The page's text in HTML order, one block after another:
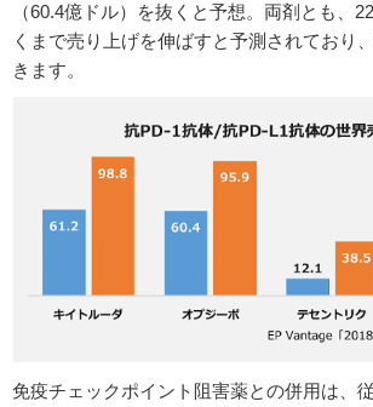
（60.4億ドル）を抜くと予想。両剤とも、
くまで売り上げを伸ばすと予測されており
きます。
免疫チェックポイント阻害薬との併用は、